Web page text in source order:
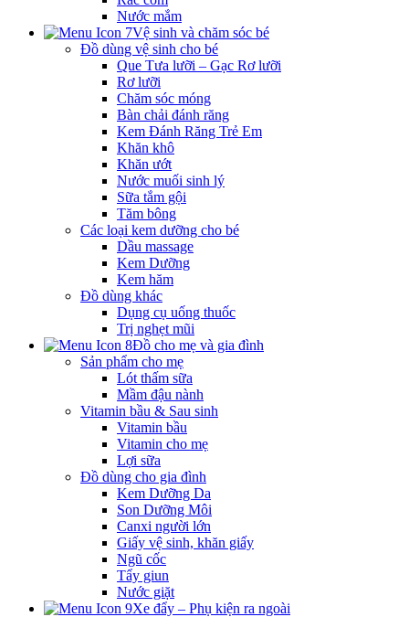
Nước mắm
Vệ sinh và chăm sóc bé
Đồ dùng vệ sinh cho bé
Que Tưa lưỡi – Gạc Rơ lưỡi
Rơ lưỡi
Chăm sóc móng
Bàn chải đánh răng
Kem Đánh Răng Trẻ Em
Khăn khô
Khăn ướt
Nước muối sinh lý
Sữa tắm gội
Tăm bông
Các loại kem dưỡng cho bé
Dầu massage
Kem Dưỡng
Kem hăm
Đồ dùng khác
Dụng cụ uống thuốc
Trị nghẹt mũi
Đồ cho mẹ và gia đình
Sản phẩm cho mẹ
Lót thấm sữa
Mầm đậu nành
Vitamin bầu & Sau sinh
Vitamin bầu
Vitamin cho mẹ
Lợi sữa
Đồ dùng cho gia đình
Kem Dưỡng Da
Son Dưỡng Môi
Canxi người lớn
Giấy vệ sinh, khăn giấy
Ngũ cốc
Tẩy giun
Nước giặt
Xe đẩy – Phụ kiện ra ngoài